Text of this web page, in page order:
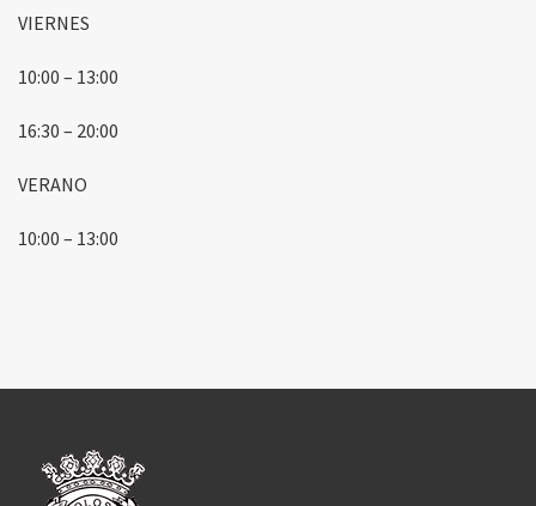
VIERNES
10:00 – 13:00
16:30 – 20:00
VERANO
10:00 – 13:00